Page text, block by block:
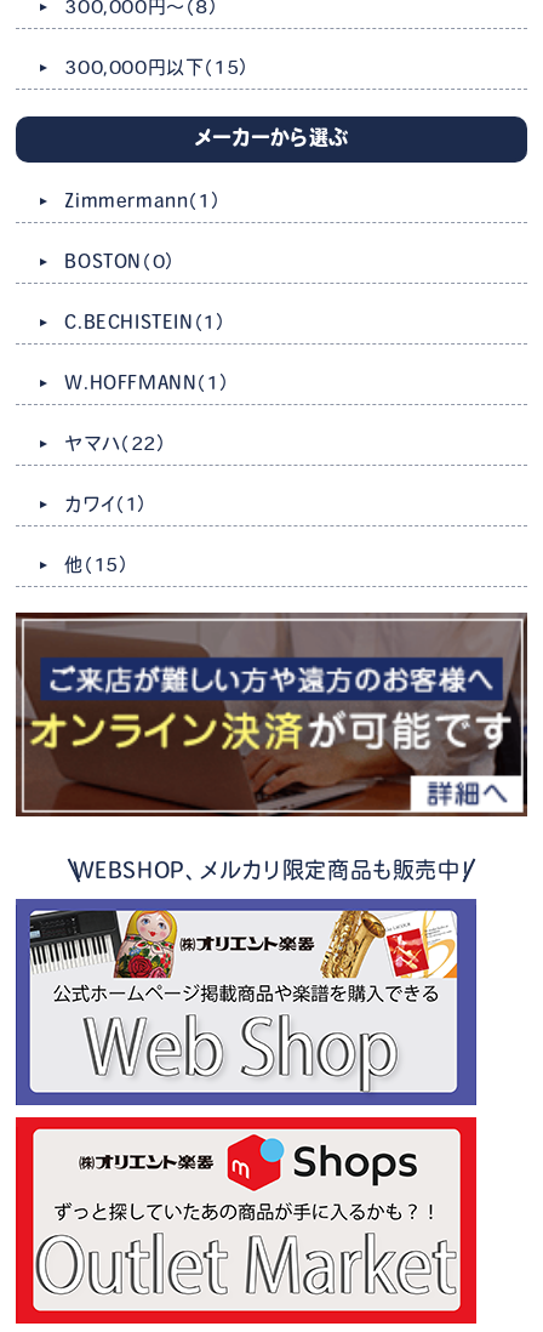
300,000円～ （8）
300,000円以下 （15）
メーカーから選ぶ
Zimmermann（1）
BOSTON （0）
C.BECHISTEIN （1）
W.HOFFMANN （1）
ヤマハ （22）
カワイ （1）
他 （15）
WEBSHOP、メルカリ限定商品も販売中！